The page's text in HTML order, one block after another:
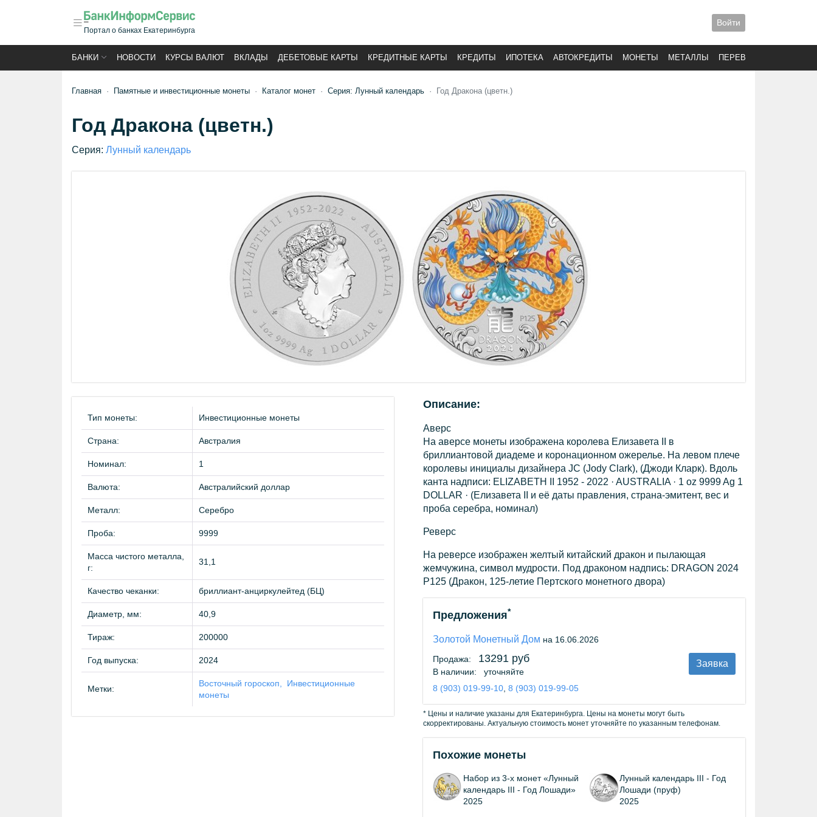
Портал о банках Екатеринбурга
Войти
БАНКИ НОВОСТИ КУРСЫ ВАЛЮТ ВКЛАДЫ ДЕБЕТОВЫЕ КАРТЫ КРЕДИТНЫЕ КАРТЫ КРЕДИТЫ ИПОТЕКА АВТОКРЕДИТЫ МОНЕТЫ МЕТАЛЛЫ ПЕРЕВОДЫ
Главная Памятные и инвестиционные монеты Каталог монет Серия: Лунный календарь Год Дракона (цветн.)
Год Дракона (цветн.)
Серия: Лунный календарь
Тип монеты: Инвестиционные монеты
Страна: Австралия
Номинал: 1
Валюта: Австралийский доллар
Металл: Серебро
Проба: 9999
Масса чистого металла,
г:
31,1
Качество чеканки: бриллиант-анциркулейтед (БЦ)
Диаметр, мм: 40,9
Тираж: 200000
Год выпуска: 2024
Метки:
Восточный гороскоп
Инвестиционные
монеты
Описание:
Аверс
На аверсе монеты изображена королева Елизавета II в
бриллиантовой диадеме и коронационном ожерелье. На левом плече
королевы инициалы дизайнера JC (Jody Clark), (Джоди Кларк). Вдоль
канта надписи: ELIZABETH II 1952 - 2022 · AUSTRALIA · 1 oz 9999 Ag 1
DOLLAR · (Елизавета II и её даты правления, страна-эмитент, вес и
проба серебра, номинал)
Реверс
На реверсе изображен желтый китайский дракон и пылающая
жемчужина, символ мудрости. Под драконом надпись: DRAGON 2024
P125 (Дракон, 125-летие Пертского монетного двора)
Предложения*
Золотой Монетный Дом на 16.06.2026
Продажа:
13291 руб
В наличии:
уточняйте
8 (903) 019-99-10 8 (903) 019-99-05
Заявка
* Цены и наличие указаны для Екатеринбурга. Цены на монеты могут быть
скорректированы. Актуальную стоимость монет уточняйте по указанным телефонам.
Похожие монеты
Набор из 3-х монет «Лунный
календарь III - Год Лошади»
2025
Лунный календарь III - Год
Лошади (пруф)
2025